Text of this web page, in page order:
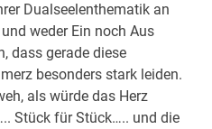
Dualseelenthematik an
weder Ein noch Aus
dass gerade diese
besonders stark leiden.
als würde das Herz
Stück für Stück….. und die